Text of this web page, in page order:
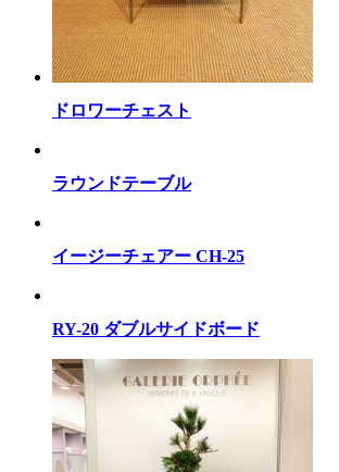
ドロワーチェスト
ラウンドテーブル
イージーチェアー CH-25
RY-20 ダブルサイドボード